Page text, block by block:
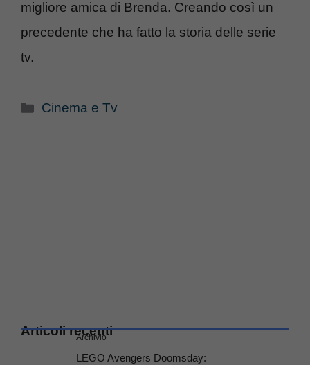
migliore amica di Brenda. Creando così un
precedente che ha fatto la storia delle serie
tv.
Categorie
Cinema e Tv
Articoli recenti
Archivio
LEGO Avengers Doomsday: